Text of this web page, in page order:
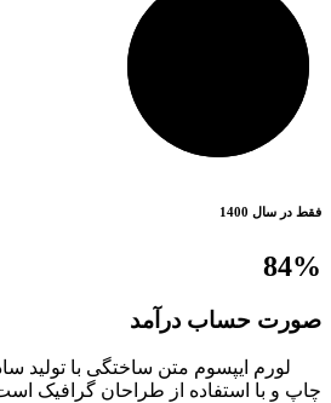
فقط در سال 1400
84%
صورت حساب درآمد
لورم ایپسوم متن ساختگی با تولید
چاپ و با استفاده از طراحان گرافیک